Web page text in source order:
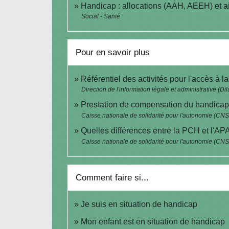
Handicap : allocations (AAH, AEEH) et
Social - Santé
Pour en savoir plus
Référentiel des activités pour l'accès à
Direction de l'information légale et administrative
Prestation de compensation du
Caisse nationale de solidarité pour l'autonomie
Quelles différences entre la PCH et
Caisse nationale de solidarité pour l'autonomie
Comment faire si...
Je suis en situation de handicap
Mon enfant est en situation de handicap